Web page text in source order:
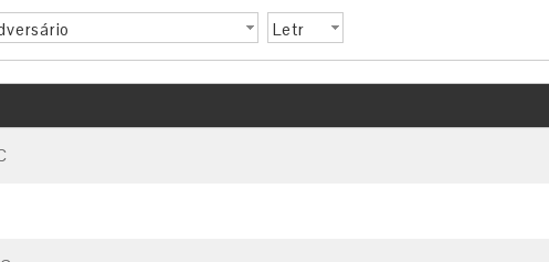
Letr